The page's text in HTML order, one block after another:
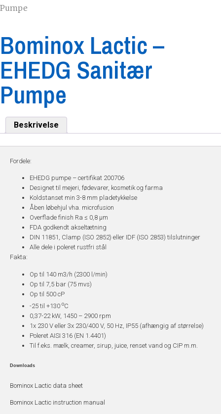
Pumpe
Bominox Lactic –
EHEDG Sanitær
Pumpe
Beskrivelse
Fordele:
EHEDG pumpe – certifikat 200706
Designet til mejeri, fødevarer, kosmetik og farma
Koldstanset min 3-8 mm pladetykkelse
Åben løbehjul vha. microfusion
Overflade finish Ra ≤ 0,8 µm
FDA godkendt akseltætning
DIN 11851, Clamp (ISO 2852) eller IDF (ISO 2853) tilslutninger
Alle dele i poleret rustfri stål
Fakta:
Op til 140 m3/h (2300 l/min)
Op til 7,5 bar (75 mvs)
Op til 500 cP
-25 til +130 oC
0,37-22 kW, 1450 – 2900 rpm
1x 230 V eller 3x 230/400 V, 50 Hz, IP55 (afhængig af størrelse)
Poleret AISI 316 (EN 1.4401)
Til f.eks. mælk, creamer, sirup, juice, renset vand og CIP m.m.
Downloads
Bominox Lactic data sheet
Bominox Lactic instruction manual